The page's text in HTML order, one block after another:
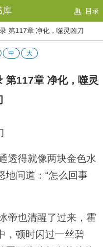
库 目录
第117章 净化，噬灵凶刀
中 大
第117章 净化，噬灵
透得就像两块金色水
地问道：“怎么回事
帝也清醒了过来，霍
，顿时闪过一丝碧